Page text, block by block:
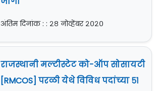
अंतिम दिनांक : : २८ नोव्हेंबर २०२०
राजस्थानी मल्टीस्टेट को-ऑप सोसायटी
[RMCOS] परळी येथे विविध पदांच्या ५१